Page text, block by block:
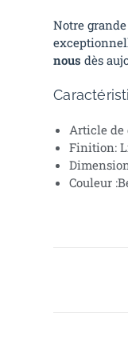
Notre
nous dès
Article de
Finition:
Couleur